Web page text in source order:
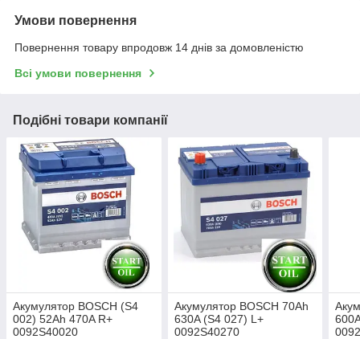
Умови повернення
Повернення товару впродовж 14 днів за домовленістю
Всі умови повернення
Подібні товари компанії
Акумулятор BOSCH (S4
002) 52Ah 470A R+
0092S40020
Акумулятор BOSCH 70Ah
630A (S4 027) L+
0092S40270